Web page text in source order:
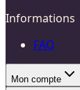
Informations
FAQ
Mon compte